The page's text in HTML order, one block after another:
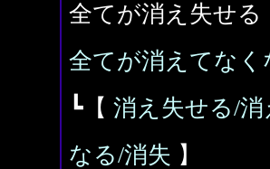
全てが消え失せる
全てが消えてなく
┗【 消え失せる/消
なる/消失 】